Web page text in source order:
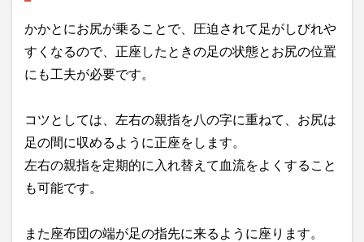
かかとにお尻が乗ることで、圧迫されて足がしびれや
すくなるので、正座したときの足の状態とお尻の位置
にも工夫が必要です。
コツとしては、左右の親指を八の字に重ねて、お尻は
足の間に収めるように正座をします。
左右の親指を定期的に入れ替えて血流をよくすること
も可能です。
また座布団の端が足の指先に来るように座ります。